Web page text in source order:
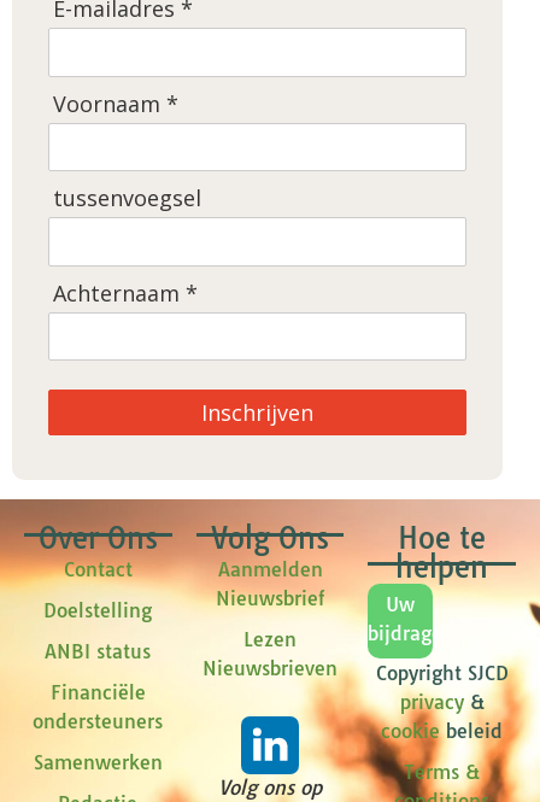
E-mailadres *
Voornaam *
tussenvoegsel
Achternaam *
Inschrijven
Over Ons
Contact
Doelstelling
ANBI status
Financiële
ondersteuners
Samenwerken
Volg Ons
Aanmelden
Nieuwsbrief
Lezen
Nieuwsbrieven
Volg ons op
Hoe te
helpen
Uw
bijdrage
Copyright SJCD
privacy&
cookiebeleid
Terms &